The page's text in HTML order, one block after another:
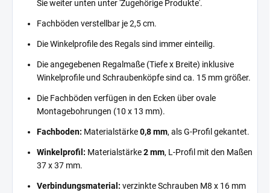
Sie weiter unten unter 'Zugehörige Produkte'.
Fachböden verstellbar je 2,5 cm.
Die Winkelprofile des Regals sind immer einteilig.
Die angegebenen Regalmaße (Tiefe x Breite) inklusive
Winkelprofile und Schraubenköpfe sind ca. 15 mm größer.
Die Fachböden verfügen in den Ecken über ovale
Montagebohrungen (10 x 13 mm).
Fachboden: Materialstärke0,8 mm, als G-Profil gekantet.
Winkelprofil: Materialstärke2 mm, L-Profil mit den Maßen
37 x 37 mm.
Verbindungsmaterial: verzinkte Schrauben M8 x 16 mm